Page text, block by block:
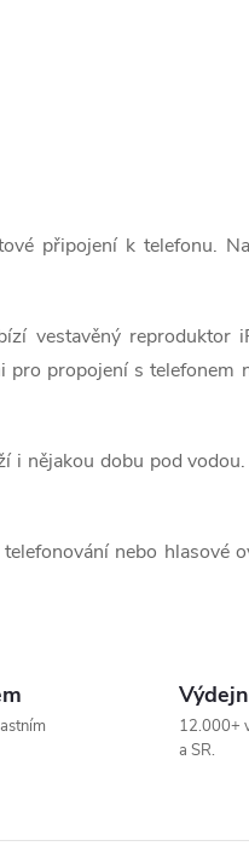
připojení k telefonu.
vestavěný
propojení s
nějakou dobu pod
nebo
12.000+
a SR.